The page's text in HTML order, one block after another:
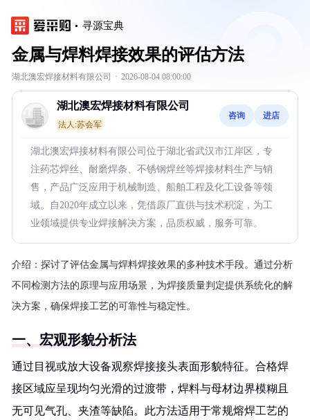
寻源宝典
金属与焊料焊接效果的评估方法
湖北澳宏焊接材料有限公司 · 2026-08-04 08:00:00
湖北澳宏焊接材料有限公司
法人:苏会军
咨询 进店
湖北澳宏焊接材料有限公司位于湖北省武汉市江岸区，专
注药芯焊丝、耐磨焊条、不锈钢焊丝等焊接材料生产与销
售，产品广泛应用于机械制造、船舶工程及化工设备等领
域。自2020年成立以来，凭借原厂直供与技术积淀，为工
业领域提供专业焊接解决方案，品质权威，服务可靠。
介绍： 探讨了评估金属与焊料焊接效果的多种技术手段。通过分析
不同检测方法的原理与应用场景，为焊接质量判定提供系统化的解
决方案，确保焊接工艺的可靠性与稳定性。
一、宏观形貌分析法
通过目视或放大设备观察焊接接头表面形貌特征。合格焊
接区域应呈现均匀光滑的过渡带，焊料与母材边界模糊且
无可见气孔、夹渣等缺陷。此方法适用于常规熔焊工艺的